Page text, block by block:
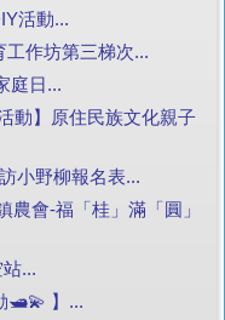
活動...
工作坊第三梯次...
庭日...
動】原住民族文化親子
小野柳報名表...
農會-福「桂」滿「圓」
...
🛥️💫 】...